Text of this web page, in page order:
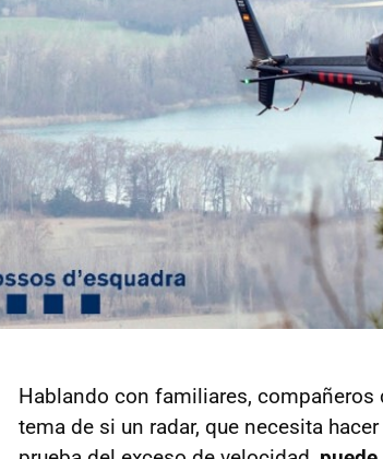
Hablando con familiares, compañeros
tema de si un radar, que necesita